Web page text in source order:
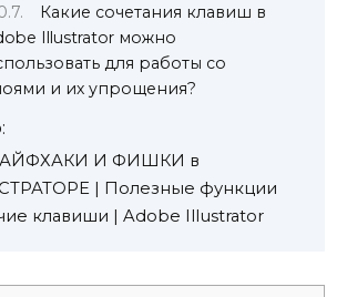
Какие сочетания клавиш в
Illustrator можно
для работы со
и их упрощения?
И ФИШКИ в
| Полезные функции
клавиши | Adobe Illustrator